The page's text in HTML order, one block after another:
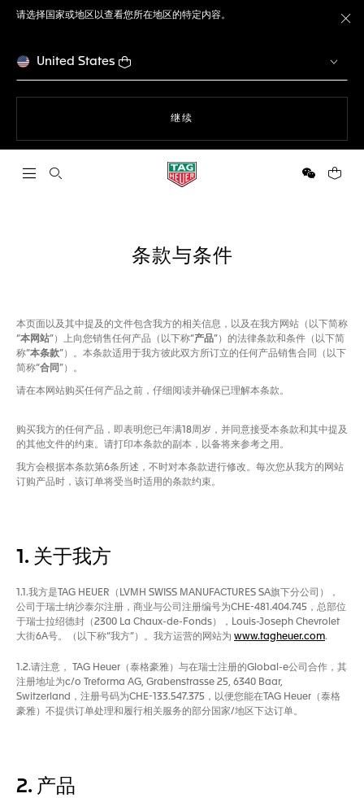
请选择国家或地区以查看您所在地区的特定内容。
United States
继续
打开搜索 微信 您的
条款与条件
本页面以及其中提及的文件包含我方的相关信息，以及在我方网站（以下简称
“本网站”）上向您销售任何产品（以下称“产品”）的法律条款和条件（以下简
称“本条款”）。本条款适用于我方彼此双方所订立的任何产品销售合同（以下
简称“合同”）。
请在本网站购买任何产品之前，仔细阅读并确保已理解本条款。
购买我方的任何产品，即表明您已年满18周岁，并同意接受本条款和其中提及
的其他文件的约束。请打印本条款的副本，以备将来参考之用。
我方会根据本条款第6条所述，不时对本条款进行修改。每次您从我方的网站
订购产品时，该订单将受当时适用的条款约束。
1. 关于我方
1.1.我方是TAG HEUER（LVMH SWISS MANUFACTURES SA旗下分公司），
公司于瑞士纳沙泰尔注册，商业与公司注册编号为CHE-481.404.745，总部位
于瑞士拉绍德封（2300 La Chaux-de-Fonds），Louis-Joseph Chevrolet
大街6A号。（以下称“我方”）。我方运营的网站为 www.tagheuer.com.
1.2.请注意， TAG Heuer（泰格豪雅）与在瑞士注册的Global-e公司合作，其
注册地址为c/o Treforma AG, Grabenstrasse 25, 6340 Baar,
Switzerland，注册号码为CHE-133.547.375，以便您能在TAG Heuer（泰格
豪雅）不提供订单处理和履行相关服务的部分国家/地区下达订单。
2. 产品